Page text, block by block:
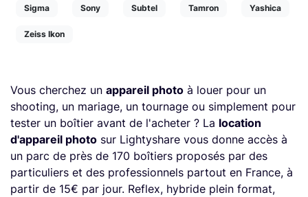
Sigma Sony Subtel Tamron Yashica
Zeiss Ikon
Vous cherchez un appareil photo à louer pour un
shooting, un mariage, un tournage ou simplement pour
tester un boîtier avant de l'acheter ? La location
d'appareil photo sur Lightyshare vous donne accès à
un parc de près de 170 boîtiers proposés par des
particuliers et des professionnels partout en France, à
partir de 15€ par jour. Reflex, hybride plein format,